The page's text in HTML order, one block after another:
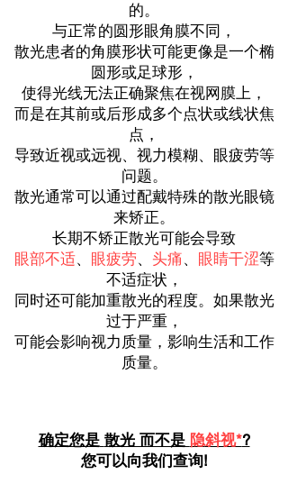
的。
与正常的圆形眼角膜不同，
散光患者的角膜形状可能更像是一个椭
圆形或足球形，
使得光线无法正确聚焦在视网膜上，
而是在其前或后形成多个点状或线状焦
点，
导致近视或远视、视力模糊、眼疲劳等
问题。
散光通常可以通过配戴特殊的散光眼镜
来矫正。
长期不矫正散光可能会导致
眼部不适、 眼疲劳、 头痛、 眼睛干涩等
不适症状，
同时还可能加重散光的程度。如果散光
过于严重，
可能会影响视力质量，影响生活和工作
质量。
确定您是 散光 而不是 隐斜视*?
您可以向我们查询!